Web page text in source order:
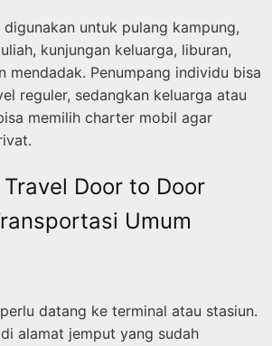
untuk pulang kampung,
kunjungan keluarga, liburan,
mendadak. Penumpang individu bisa
reguler, sedangkan keluarga atau
memilih charter mobil agar
Door to Door
Umum
datang ke terminal atau stasiun.
alamat jemput yang sudah